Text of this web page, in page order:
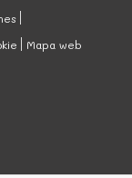
Mapa web